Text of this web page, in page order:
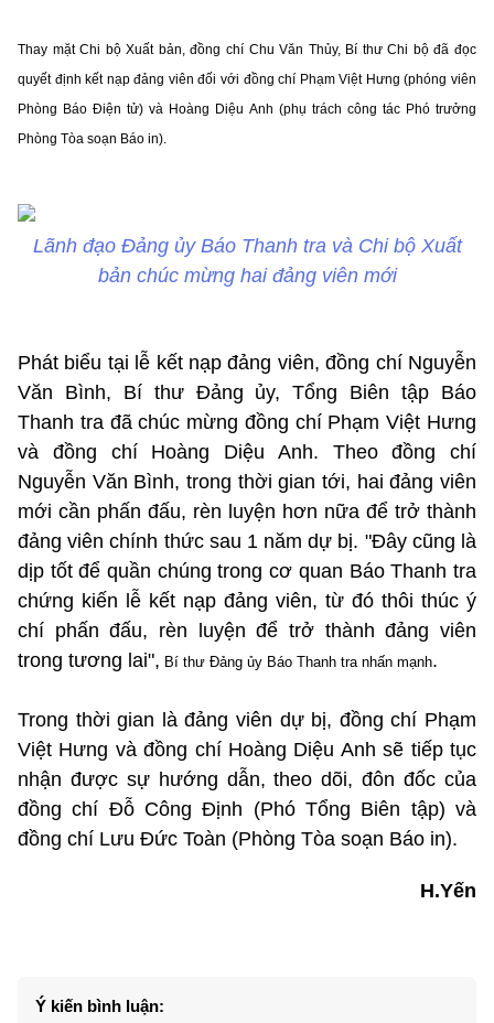
Thay mặt Chi bộ Xuất bản, đồng chí Chu Văn Thủy, Bí thư Chi bộ đã đọc
quyết định kết nạp đảng viên đối với đồng chí Phạm Việt Hưng (phóng viên
Phòng Báo Điện tử) và Hoàng Diệu Anh (phụ trách công tác Phó trưởng
Phòng Tòa soạn Báo in).
Lãnh đạo Đảng ủy Báo Thanh tra và Chi bộ Xuất
bản chúc mừng hai đảng viên mới
Phát biểu tại lễ kết nạp đảng viên, đồng chí Nguyễn
Văn Bình, Bí thư Đảng ủy, Tổng Biên tập Báo
Thanh tra đã chúc mừng đồng chí Phạm Việt Hưng
và đồng chí Hoàng Diệu Anh. Theo đồng chí
Nguyễn Văn Bình, trong thời gian tới, hai đảng viên
mới cần phấn đấu, rèn luyện hơn nữa để trở thành
đảng viên chính thức sau 1 năm dự bị. "Đây cũng là
dịp tốt để quần chúng trong cơ quan Báo Thanh tra
chứng kiến lễ kết nạp đảng viên, từ đó thôi thúc ý
chí phấn đấu, rèn luyện để trở thành đảng viên
trong tương lai", Bí thư Đảng ủy Báo Thanh tra nhấn mạnh.
Trong thời gian là đảng viên dự bị, đồng chí Phạm
Việt Hưng và đồng chí Hoàng Diệu Anh sẽ tiếp tục
nhận được sự hướng dẫn, theo dõi, đôn đốc của
đồng chí Đỗ Công Định (Phó Tổng Biên tập) và
đồng chí Lưu Đức Toàn (Phòng Tòa soạn Báo in).
H.Yến
Ý kiến bình luận: